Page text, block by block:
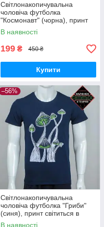
Cвітлонакопичувальна
чоловіча футболка
"Космонавт" (чорна), принт
світиться в темряві 2XL
В наявності
199 ₴ 450 ₴
Купити
–56%
Cвітлонакопичувальна
чоловіча футболка "Гриби"
(синя), принт світиться в
темряві 2XL
В наявності